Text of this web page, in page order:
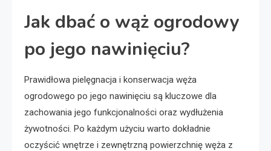
Jak dbać o wąż ogrodowy
po jego nawinięciu?
Prawidłowa pielęgnacja i konserwacja węża
ogrodowego po jego nawinięciu są kluczowe dla
zachowania jego funkcjonalności oraz wydłużenia
żywotności. Po każdym użyciu warto dokładnie
oczyścić wnętrze i zewnętrzną powierzchnię węża z